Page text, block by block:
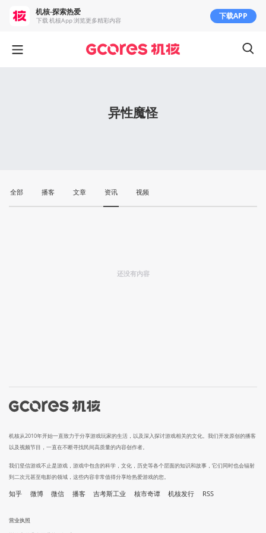
异性魔怪
全部 播客 文章 资讯 视频
还没有内容
机核从2010年开始一直致力于分享游戏玩家的生活，以及深入探讨游戏相关的文化。我们开发原创的播客
以及视频节目，一直在不断寻找民间高质量的内容创作者。
我们坚信游戏不止是游戏，游戏中包含的科学，文化，历史等各个层面的知识和故事，它们同时也会辐射
到二次元甚至电影的领域，这些内容非常值得分享给热爱游戏的您。
知乎 微博 微信 播客 吉考斯工业 核市奇谭 机核发行 RSS
营业执照
机核-探索热爱
下载 机核App 浏览更多精彩内容 下载APP